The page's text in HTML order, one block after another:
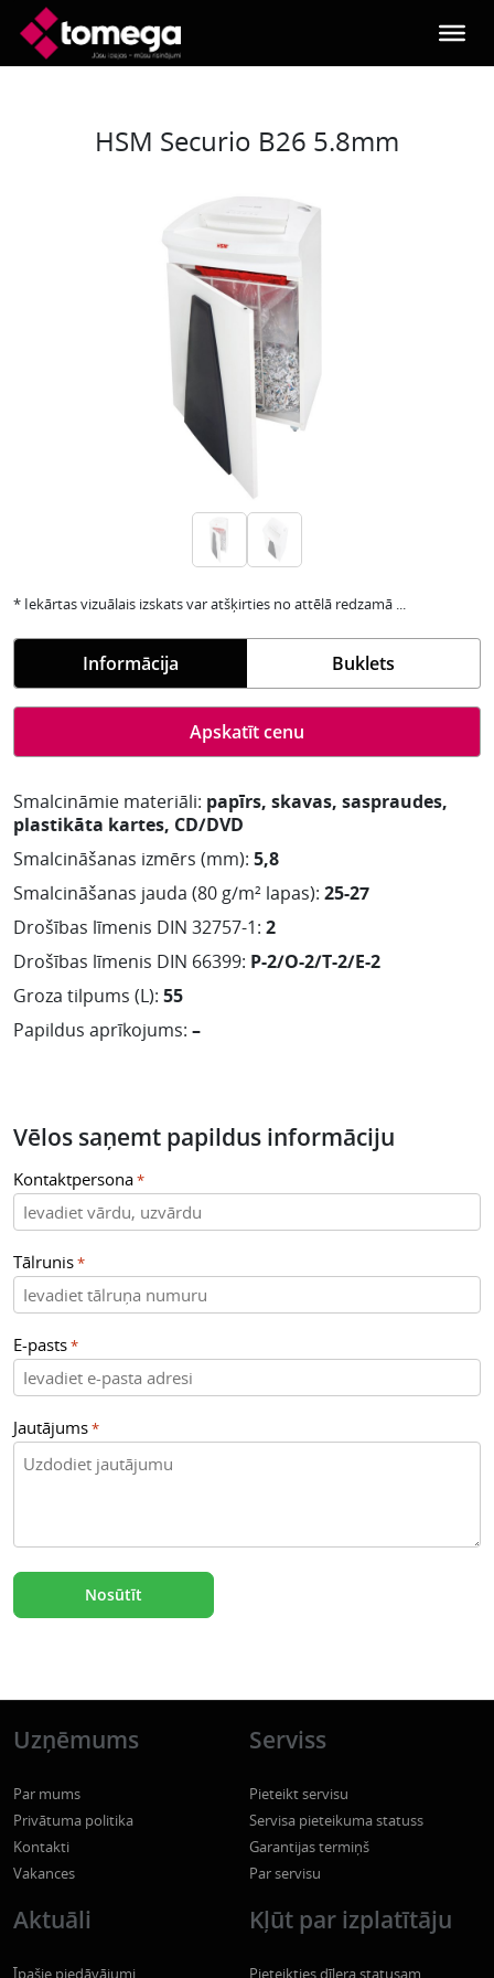
Skip to main content
HSM Securio B26 5.8mm
* Iekārtas vizuālais izskats var atšķirties no attēlā redzamā ...
Informācija Buklets
Apskatīt cenu
Smalcināmie materiāli: papīrs, skavas, saspraudes,
plastikāta kartes, CD/DVD
Smalcināšanas izmērs (mm): 5,8
Smalcināšanas jauda (80 g/m² lapas): 25-27
Drošības līmenis DIN 32757-1: 2
Drošības līmenis DIN 66399: P-2/O-2/T-2/E-2
Groza tilpums (L): 55
Papildus aprīkojums: –
Vēlos saņemt papildus informāciju
Kontaktpersona*
Tālrunis*
E-pasts*
Jautājums*
Uzņēmums
Par mums
Privātuma politika
Kontakti
Vakances
Serviss
Pieteikt servisu
Servisa pieteikuma statuss
Garantijas termiņš
Par servisu
Aktuāli
Īpašie piedāvājumi
Kļūt par izplatītāju
Pieteikties dīlera statusam